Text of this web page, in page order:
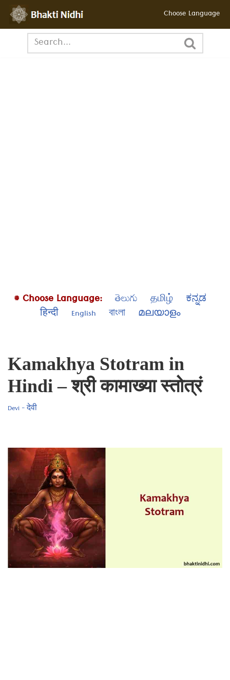
छोड़कर
Choose Language
# Choose Language: తెలుగు தமிழ்
ಕನ್ನಡ
हिन्दी
English বাংলা മലയാളം
Kamakhya Stotram in
Hindi – श्री कामाख्या स्तोत्रं
Devi - देवी